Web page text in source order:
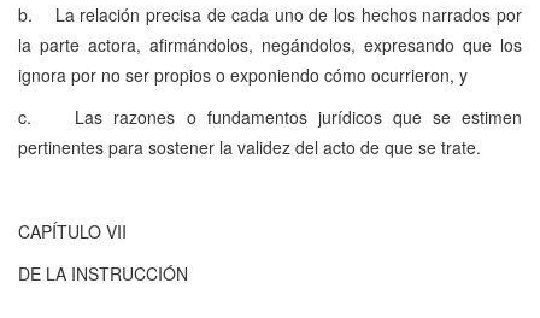
b. La relación precisa de cada uno de los hechos narrados por
la parte actora, afirmándolos, negándolos, expresando que los
ignora por no ser propios o exponiendo cómo ocurrieron, y
c. Las razones o fundamentos jurídicos que se estimen
pertinentes para sostener la validez del acto de que se trate.
CAPÍTULO VII
DE LA INSTRUCCIÓN